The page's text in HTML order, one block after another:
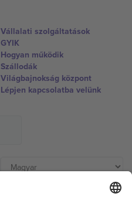
Vállalati szolgáltatások
GYIK
Hogyan működik
Szállodák
Világbajnokság központ
Lépjen kapcsolatba velünk